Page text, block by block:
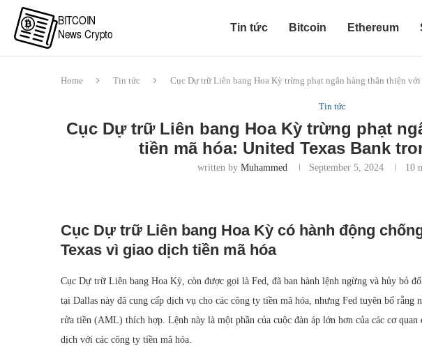
Tin tức Bitcoin Ethereum
Home Tin tức Cục Dự trữ Liên bang Hoa Kỳ trừng phạt ngân hàng thân thiện
Tin tức
Cục Dự trữ Liên bang Hoa Kỳ trừng phạt
tiền mã hóa: United Texas Bank
written by Muhammed September 5, 2024 10
Cục Dự trữ Liên bang Hoa Kỳ có hành động
Texas vì giao dịch tiền mã hóa
Cục Dự trữ Liên bang Hoa Kỳ, còn được gọi là Fed, đã ban hành lệnh ngừng và hủy bỏ
tại Dallas này đã cung cấp dịch vụ cho các công ty tiền mã hóa, nhưng Fed tuyên bố rằng
rửa tiền (AML) thích hợp. Lệnh này là một phần của cuộc đàn áp lớn hơn của các cơ
dịch với các công ty tiền mã hóa.